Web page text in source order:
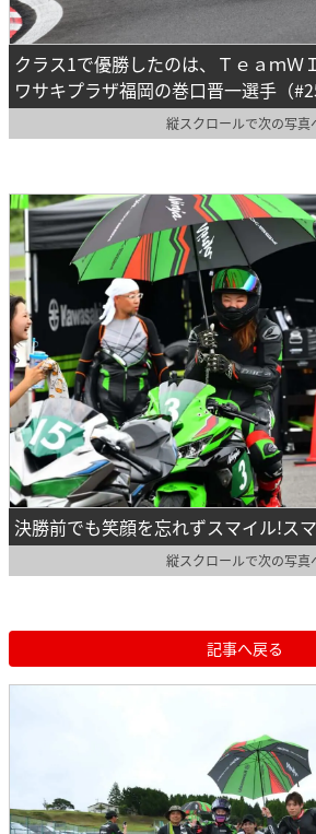
クラス1で優勝したのは、ＴｅａｍＷ
ワサキプラザ福岡の巻口晋一選手（
縦スクロールで次の写真
決勝前でも笑顔を忘れずスマイル!ス
縦スクロールで次の写真
記事へ戻る